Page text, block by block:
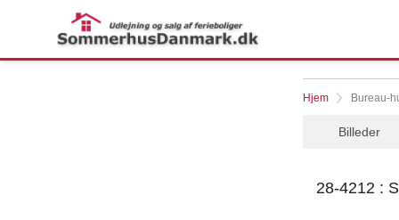
Hjem Bureau-
Billeder
28-4212 :